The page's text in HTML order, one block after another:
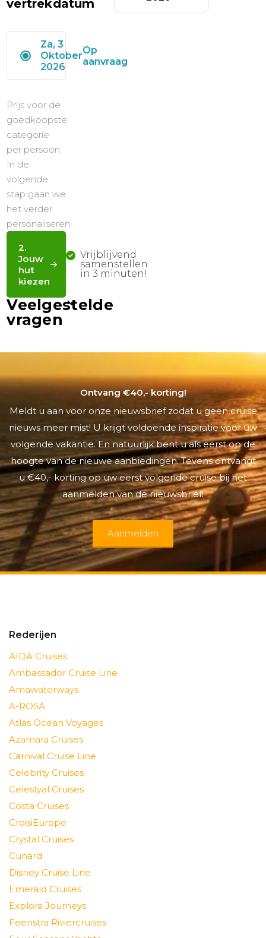
Ontvang €40,- korting!
Meldt u aan voor onze nieuwsbrief zodat u geen cruise
nieuws meer mist! U krijgt voldoende inspiratie voor uw
volgende vakantie. En natuurlijk bent u als eerst op de
hoogte van de nieuwe aanbiedingen. Tevens ontvangt
u €40,- korting op uw eerst volgende cruise bij het
aanmelden van de nieuwsbrief!
Aanmelden
Rederijen
AIDA Cruises
Ambassador Cruise Line
Amawaterways
A-ROSA
Atlas Ocean Voyages
Azamara Cruises
Carnival Cruise Line
Celebrity Cruises
Celestyal Cruises
Costa Cruises
CroisiEurope
Crystal Cruises
Cunard
Disney Cruise Line
Emerald Cruises
Explora Journeys
Feenstra Riviercruises